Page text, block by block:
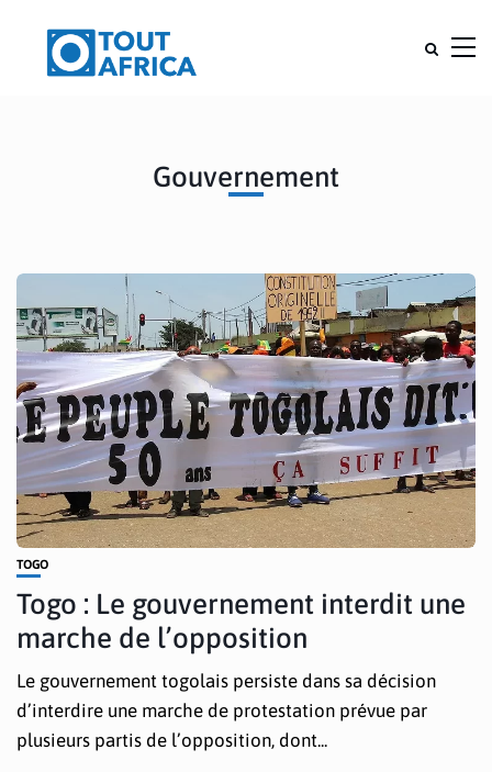
Gouvernement
TOGO
Togo : Le gouvernement interdit une
marche de l’opposition
Le gouvernement togolais persiste dans sa décision
d’interdire une marche de protestation prévue par
plusieurs partis de l’opposition, dont...